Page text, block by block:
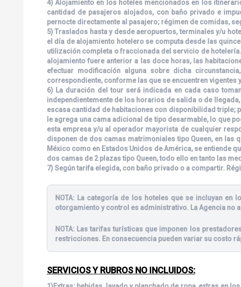
4) Alojamiento en los hoteles mencionados en los
cantidad de pasajeros alojados, con baño privado e
pernocte directamente al pasajero; régimen de comidas,
5) Traslados hasta y desde aeropuertos, terminales y/u
el día de alojamiento hotelero se computa desde las
utilización completa o fraccionada del servicio de
alojamiento fuere anterior a las doce horas, las
efectuar modificación alguna sobre dicha
correspondiente, conforme las que se encuentren
6) La duración del tour será indicada en cada caso
independientemente de los horarios de salida o de
escasa cantidad de habitaciones con disponibilidad triple;
le agrega una cama adicional de tipo desarmable, lo que
esta empresa y/u al operador mayorista de cualquier
disponen de dos camas matrimoniales tipo Queen, en las
México como en Estados Unidos de América, se entiende
dos camas de 2 plazas tipo Queen, todo ello en tanto las
7) Según tarifa elegida, con baño privado o a compartir.
NOTA: La categoría de los hoteles que se incluyan en
otorgamiento y control es administrativo. La Agencia
NOTA: Las tarifas turísticas que imponen los
restricciones. En consecuencia pueden variar su costo
SERVICIOS Y RUBROS NO INCLUIDOS: